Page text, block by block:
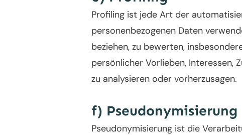
Profiling ist jede Art der
personenbezogenen Daten
beziehen, zu bewerten,
persönlicher Vorlieben, Interessen,
zu analysieren oder vorherzusagen.
f) Pseudonymisierung
Pseudonymisierung ist die